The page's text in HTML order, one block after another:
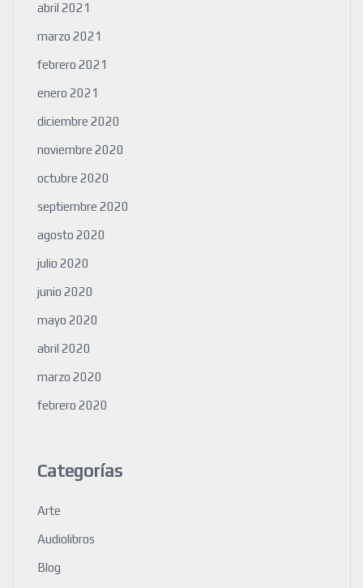
abril 2021
marzo 2021
febrero 2021
enero 2021
diciembre 2020
noviembre 2020
octubre 2020
septiembre 2020
agosto 2020
julio 2020
junio 2020
mayo 2020
abril 2020
marzo 2020
febrero 2020
Categorías
Arte
Audiolibros
Blog